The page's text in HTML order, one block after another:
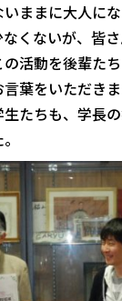
ままに大人に
くないが、皆
活動を後輩た
葉をいただき
たちも、学長